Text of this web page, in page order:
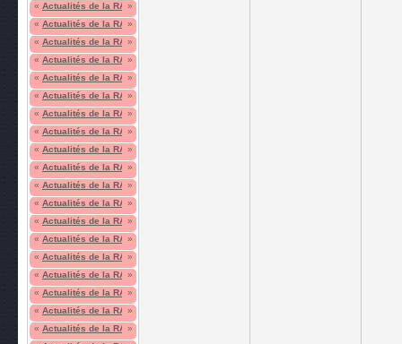
« Actualités de la RAF»
« Actualités de la RAF»
« Actualités de la RAF»
« Actualités de la RAF»
« Actualités de la RAF»
« Actualités de la RAF»
« Actualités de la RAF»
« Actualités de la RAF»
« Actualités de la RAF»
« Actualités de la RAF»
« Actualités de la RAF»
« Actualités de la RAF»
« Actualités de la RAF»
« Actualités de la RAF»
« Actualités de la RAF»
« Actualités de la RAF»
« Actualités de la RAF»
« Actualités de la RAF»
« Actualités de la RAF»